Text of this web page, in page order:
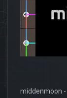
middenmoon -